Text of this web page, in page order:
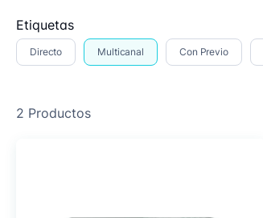
Etiquetas
Directo Multicanal Con Previo
2 Productos